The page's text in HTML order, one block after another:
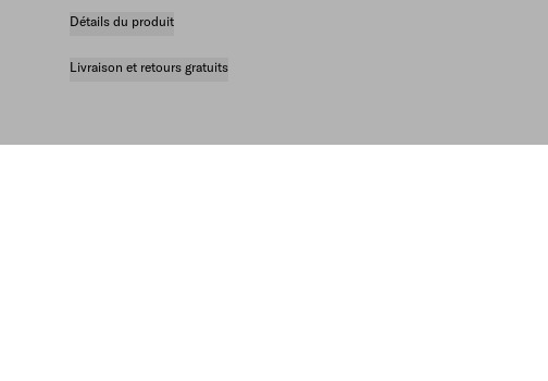
Détails du produit
Livraison et retours gratuits